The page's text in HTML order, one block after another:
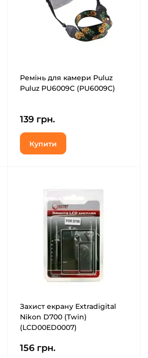
Ремінь для камери Puluz
Puluz PU6009C (PU6009C)
139 грн.
Купити
Захист екрану Extradigital
Nikon D700 (Twin)
(LCD00ED0007)
156 грн.